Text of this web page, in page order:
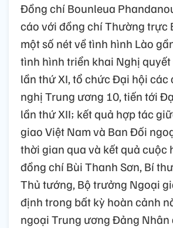
Đồng chí Bounleua
cáo với đồng chí Thường trực
một số nét về tình hình Lào
tình hình triển khai Nghị
lần thứ XI, tổ chức Đại hội các
nghị Trung ương 10, tiến tới
lần thứ XII; kết quả hợp tác
giao Việt Nam và Ban Đối
thời gian qua và kết quả cuộc
đồng chí Bùi Thanh Sơn, Bí
Thủ tướng, Bộ trưởng Ngoại
định trong bất kỳ hoàn cảnh
ngoại Trung ương Đảng Nhân